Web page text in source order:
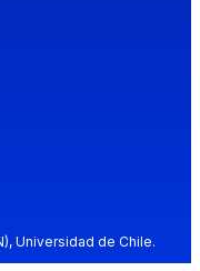
Universidad de Chile.